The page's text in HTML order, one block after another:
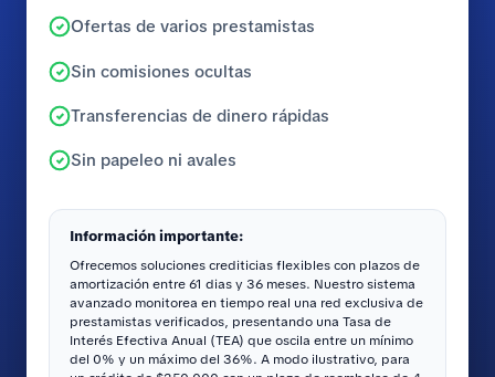
Ofertas de varios prestamistas
Sin comisiones ocultas
Transferencias de dinero rápidas
Sin papeleo ni avales
Información importante:
Ofrecemos soluciones crediticias flexibles con plazos de
amortización entre 61 dias y 36 meses. Nuestro sistema
avanzado monitorea en tiempo real una red exclusiva de
prestamistas verificados, presentando una Tasa de
Interés Efectiva Anual (TEA) que oscila entre un mínimo
del 0% y un máximo del 36%. A modo ilustrativo, para